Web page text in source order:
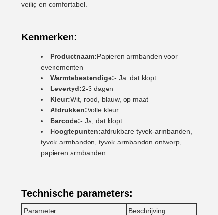
veilig en comfortabel.
Kenmerken:
Productnaam:Papieren armbanden voor
evenementen
Warmtebestendige:- Ja, dat klopt.
Levertyd:2-3 dagen
Kleur:Wit, rood, blauw, op maat
Afdrukken:Volle kleur
Barcode:- Ja, dat klopt.
Hoogtepunten:afdrukbare tyvek-armbanden,
tyvek-armbanden, tyvek-armbanden ontwerp,
papieren armbanden
Technische parameters:
Parameter
Beschrijving